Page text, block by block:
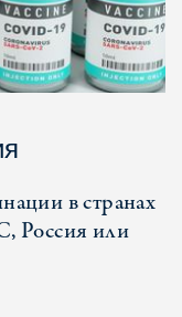
в странах
Россия или